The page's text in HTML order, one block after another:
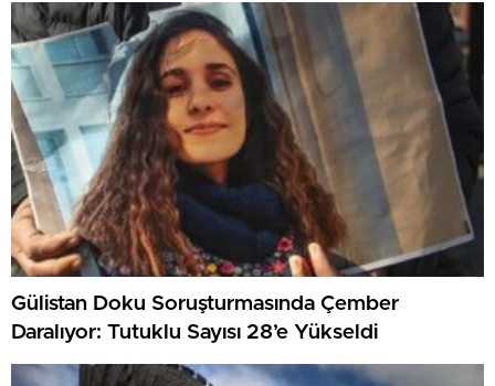
Gülistan Doku Soruşturmasında Çember
Daralıyor: Tutuklu Sayısı 28’e Yükseldi